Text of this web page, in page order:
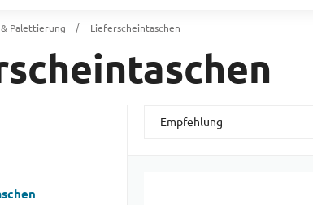
Palettierung Lieferscheintaschen